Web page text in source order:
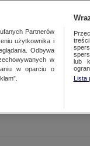
Partnerów
użytkownika i
Odbywa
w
w oparciu o
lub
Lista